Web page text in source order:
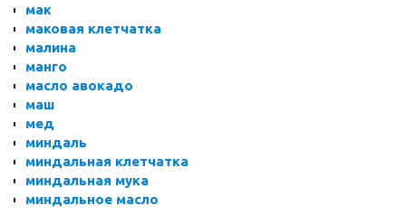
мак
маковая клетчатка
малина
манго
масло авокадо
маш
мед
миндаль
миндальная клетчатка
миндальная мука
миндальное масло